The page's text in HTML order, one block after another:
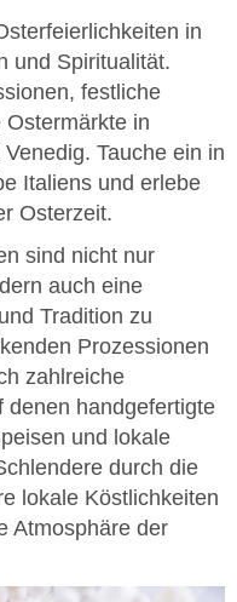
in
und Spiritualität.
festliche
in
Tauche ein in
Italiens und erlebe
Osterzeit.
sind nicht nur
auch eine
Tradition zu
Prozessionen
zahlreiche
denen handgefertigte
und lokale
durch die
lokale Köstlichkeiten
Atmosphäre der